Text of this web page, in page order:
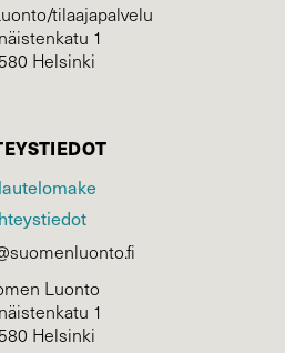
tilaajapalvelu
1
Helsinki
Luonto
1
Helsinki